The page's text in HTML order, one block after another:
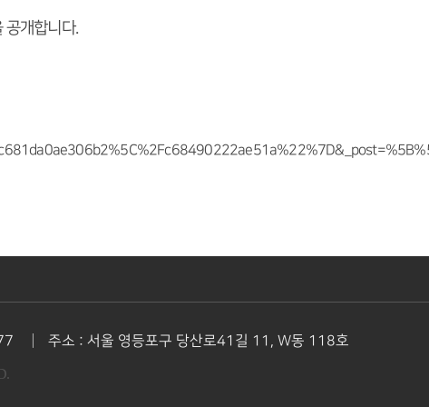
공개합니다.
주소 : 서울 영등포구 당산로41길 11, W동 118호